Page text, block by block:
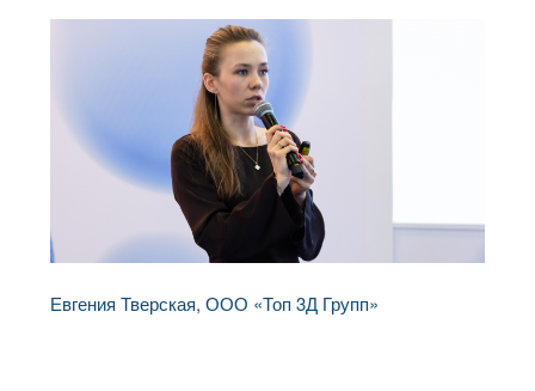
Евгения Тверская, ООО «Топ 3Д Групп»